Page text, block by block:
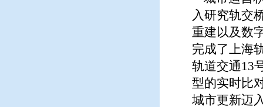
入研究轨交
重建以及数
完成了上海
轨道交通13
型的实时比
城市更新迈